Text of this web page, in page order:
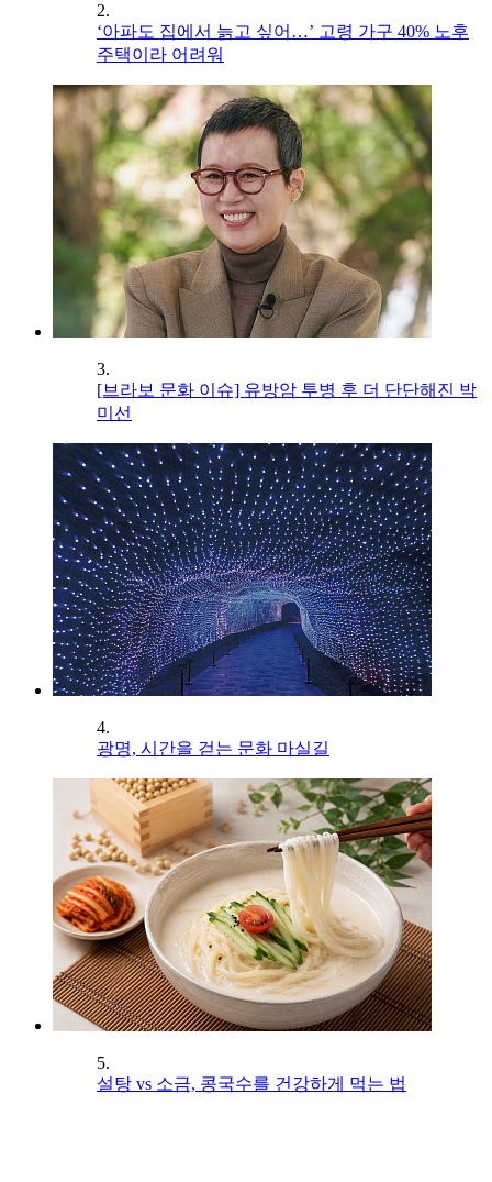
2.
‘아파도 집에서 늙고 싶어…’ 고령 가구 40% 노후
주택이라 어려워
3.
[브라보 문화 이슈] 유방암 투병 후 더 단단해진 박
미선
4.
광명, 시간을 걷는 문화 마실길
5.
설탕 vs 소금, 콩국수를 건강하게 먹는 법